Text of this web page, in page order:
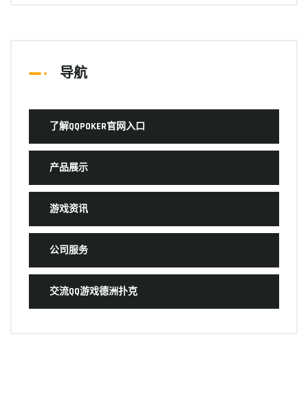
导航
了解QQPOKER官网入口
产品展示
游戏资讯
公司服务
交流QQ游戏德洲扑克